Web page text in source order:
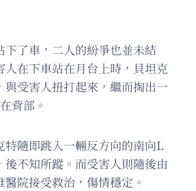
下了車，二人的紛爭也並未結
人在下車站在月台上時，貝坦克
受害人扭打起來，繼而掏出一
背部。
特隨即跳入一輛反方向的南向L
後不知所蹤。而受害人則隨後由
院接受救治，傷情穩定。